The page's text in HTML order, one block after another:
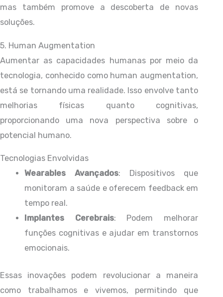
mas também promove a descoberta de novas
soluções.
5. Human Augmentation
Aumentar as capacidades humanas por meio da
tecnologia, conhecido como human augmentation,
está se tornando uma realidade. Isso envolve tanto
melhorias físicas quanto cognitivas,
proporcionando uma nova perspectiva sobre o
potencial humano.
Tecnologias Envolvidas
Wearables Avançados: Dispositivos que
monitoram a saúde e oferecem feedback em
tempo real.
Implantes Cerebrais: Podem melhorar
funções cognitivas e ajudar em transtornos
emocionais.
Essas inovações podem revolucionar a maneira
como trabalhamos e vivemos, permitindo que